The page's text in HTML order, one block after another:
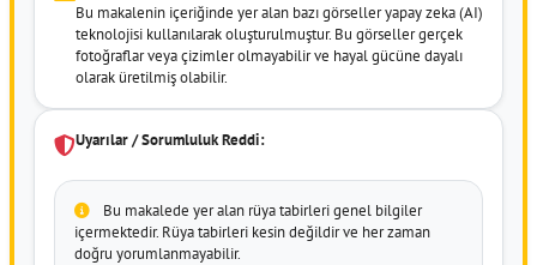
Bu makalenin içeriğinde yer alan bazı görseller yapay zeka (AI)
teknolojisi kullanılarak oluşturulmuştur. Bu görseller gerçek
fotoğraflar veya çizimler olmayabilir ve hayal gücüne dayalı
olarak üretilmiş olabilir.
Uyarılar / Sorumluluk Reddi:
Bu makalede yer alan rüya tabirleri genel bilgiler
içermektedir. Rüya tabirleri kesin değildir ve her zaman
doğru yorumlanmayabilir.